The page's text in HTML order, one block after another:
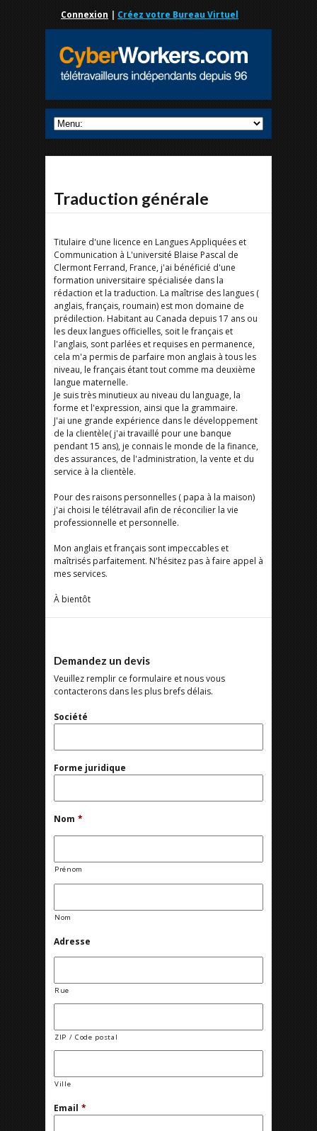
Connexion | Créez votre Bureau Virtuel
Traduction générale
Titulaire d'une licence en Langues Appliquées et
Communication à L'université Blaise Pascal de
Clermont Ferrand, France, j'ai bénéficié d'une
formation universitaire spécialisée dans la
rédaction et la traduction. La maîtrise des langues (
anglais, français, roumain) est mon domaine de
prédilection. Habitant au Canada depuis 17 ans ou
les deux langues officielles, soit le français et
l'anglais, sont parlées et requises en permanence,
cela m'a permis de parfaire mon anglais à tous les
niveau, le français étant tout comme ma deuxième
langue maternelle.
Je suis très minutieux au niveau du language, la
forme et l'expression, ainsi que la grammaire.
J'ai une grande expérience dans le développement
de la clientèle( j'ai travaillé pour une banque
pendant 15 ans), je connais le monde de la finance,
des assurances, de l'administration, la vente et du
service à la clientèle.
Pour des raisons personnelles ( papa à la maison)
j'ai choisi le télétravail afin de réconcilier la vie
professionnelle et personnelle.
Mon anglais et français sont impeccables et
maîtrisés parfaitement. N'hésitez pas à faire appel à
mes services.
À bientôt
Demandez un devis
Veuillez remplir ce formulaire et nous vous
contacterons dans les plus brefs délais.
Société
Forme juridique
Nom *
Prénom
Nom
Adresse
Rue
ZIP / Code postal
Ville
Email *